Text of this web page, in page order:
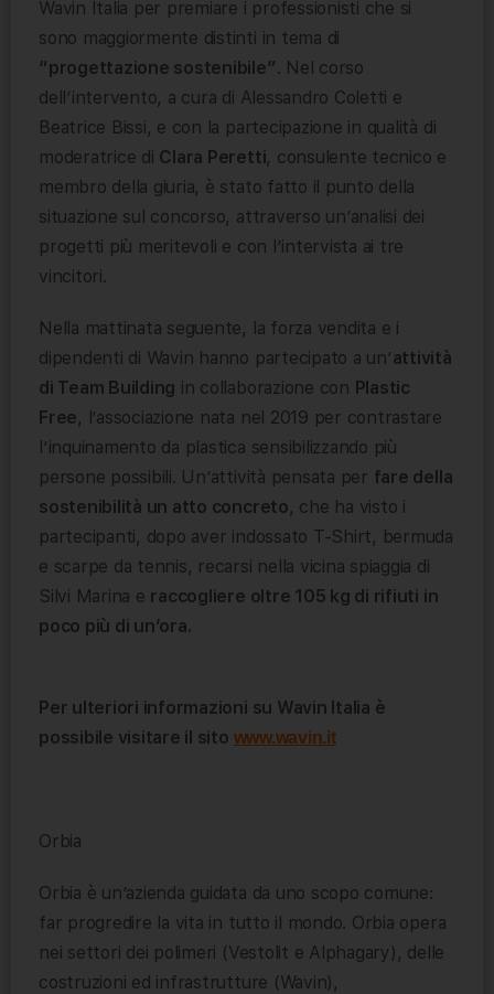
Wavin Italia per premiare i professionisti che si
sono maggiormente distinti in tema di
“progettazione sostenibile”. Nel corso
dell’intervento, a cura di Alessandro Coletti e
Beatrice Bissi, e con la partecipazione in qualità di
moderatrice di Clara Peretti, consulente tecnico e
membro della giuria, è stato fatto il punto della
situazione sul concorso, attraverso un’analisi dei
progetti più meritevoli e con l’intervista ai tre
vincitori.
Nella mattinata seguente, la forza vendita e i
dipendenti di Wavin hanno partecipato a un’attività
di Team Building in collaborazione con Plastic
Free, l’associazione nata nel 2019 per contrastare
l’inquinamento da plastica sensibilizzando più
persone possibili. Un’attività pensata per fare della
sostenibilità un atto concreto, che ha visto i
partecipanti, dopo aver indossato T-Shirt, bermuda
e scarpe da tennis, recarsi nella vicina spiaggia di
Silvi Marina e raccogliere oltre 105 kg di rifiuti in
poco più di un’ora.
Per ulteriori informazioni su Wavin Italia è
possibile visitare il sito www.wavin.it
Orbia
Orbia è un’azienda guidata da uno scopo comune:
far progredire la vita in tutto il mondo. Orbia opera
nei settori dei polimeri (Vestolit e Alphagary), delle
costruzioni ed infrastrutture (Wavin),